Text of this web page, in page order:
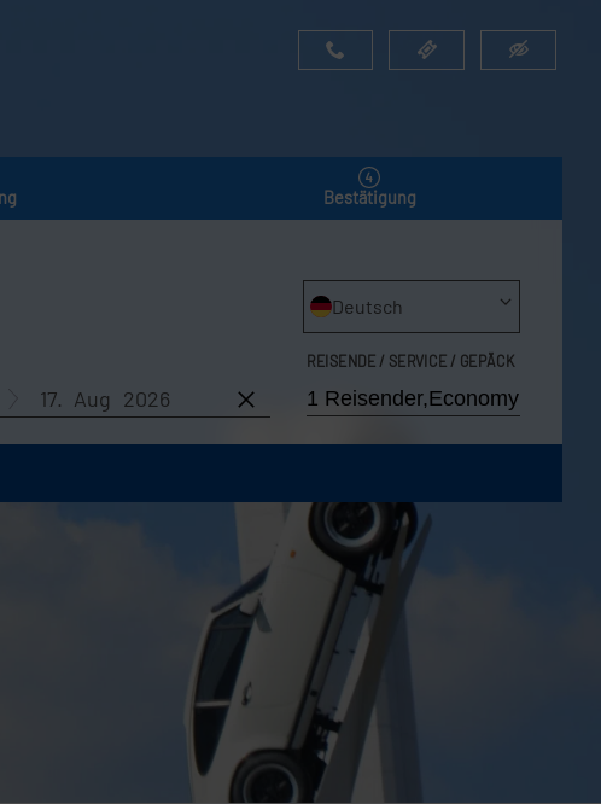
Bestätigung
Deutsch
17. Aug 2026
REISENDE / SERVICE / GEPÄCK